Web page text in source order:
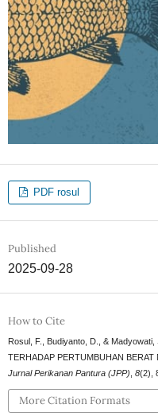
PDF rosul
Published
2025-09-28
How to Cite
Rosul, F., Budiyanto, D., &
TERHADAP PERTUMBUHAN
Jurnal Perikanan Pantura (JPP) 8(2),
More Citation Formats